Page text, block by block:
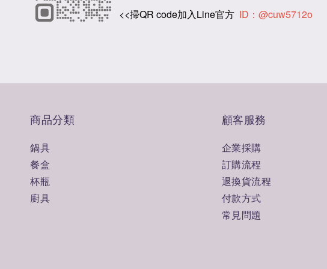
<<掃QR code加入Line官方 ID：@cuw5712o
商品分類
鍋具
餐盒
杯瓶
廚具
顧客服務
企業採購
訂購流程
退換貨流程
付款方式
常見問題